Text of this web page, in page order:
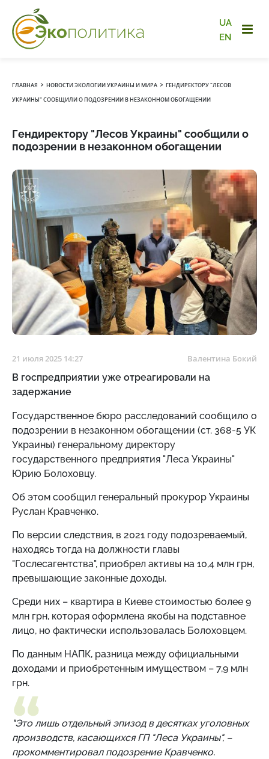
UA
EN
ГЛАВНАЯ › НОВОСТИ ЭКОЛОГИИ УКРАИНЫ И МИРА › ГЕНДИРЕКТОРУ "ЛЕСОВ
УКРАИНЫ" СООБЩИЛИ О ПОДОЗРЕНИИ В НЕЗАКОННОМ ОБОГАЩЕНИИ
Гендиректору "Лесов Украины" сообщили о
подозрении в незаконном обогащении
21 июля 2025 14:27 Валентина Бокий
В госпредприятии уже отреагировали на
задержание
Государственное бюро расследований сообщило о
подозрении в незаконном обогащении (ст. 368-5 УК
Украины) генеральному директору
государственного предприятия "Леса Украины"
Юрию Болоховцу.
Об этом сообщил генеральный прокурор Украины
Руслан Кравченко.
По версии следствия, в 2021 году подозреваемый,
находясь тогда на должности главы
"Гослесагентства", приобрел активы на 10,4 млн грн,
превышающие законные доходы.
Среди них – квартира в Киеве стоимостью более 9
млн грн, которая оформлена якобы на подставное
лицо, но фактически использовалась Болоховцем.
По данным НАПК, разница между официальными
доходами и приобретенным имуществом – 7,9 млн
грн.
"Это лишь отдельный эпизод в десятках уголовных
производств, касающихся ГП "Леса Украины", –
прокомментировал подозрение Кравченко.